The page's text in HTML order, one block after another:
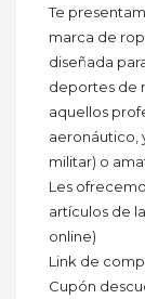
Te
marca de
diseñada
deportes de
aquellos
aeronáutico,
militar) o
Les
artículos de
online)
Link de
Cupón